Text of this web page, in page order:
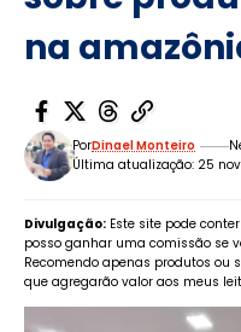
na
Última atualização: 25
PorDinael Monteiro
Divulgação: Este site pode
posso ganhar uma comissão se
Recomendo apenas produtos ou
que agregarão valor aos meus